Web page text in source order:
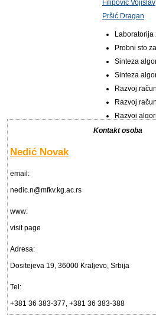
Filipović Vojislav
Pršić Dragan
Laboratorija
Probni sto
Sinteza
Sinteza
Razvoj
Razvoj
Razvoj
Naziv projekta
Oprema za
Softver za
Kontakt osoba
Nedić Novak
email:
nedic.n@mfkv.kg.ac.rs
www:
visit page
Adresa:
Dositejeva 19, 36000 Kraljevo, Srbija
Tel:
+381 36 383-377, +381 36 383-388